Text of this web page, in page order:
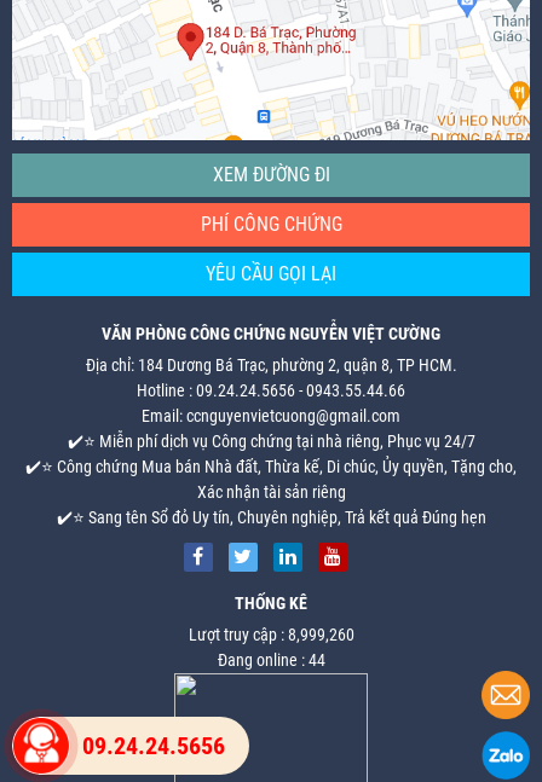
XEM ĐƯỜNG ĐI
PHÍ CÔNG CHỨNG
YÊU CẦU GỌI LẠI
VĂN PHÒNG CÔNG CHỨNG NGUYỄN VIỆT CƯỜNG
Địa chỉ: 184 Dương Bá Trạc, phường 2, quận 8, TP HCM.
Hotline : 09.24.24.5656 - 0943.55.44.66
Email: ccnguyenvietcuong@gmail.com
✔️⭐ Miễn phí dịch vụ Công chứng tại nhà riêng, Phục vụ 24/7
✔️⭐ Công chứng Mua bán Nhà đất, Thừa kế, Di chúc, Ủy quyền, Tặng cho,
Xác nhận tài sản riêng
✔️⭐ Sang tên Sổ đỏ Uy tín, Chuyên nghiệp, Trả kết quả Đúng hẹn
THỐNG KÊ
Lượt truy cập : 8,999,260
Đang online : 44
09.24.24.5656